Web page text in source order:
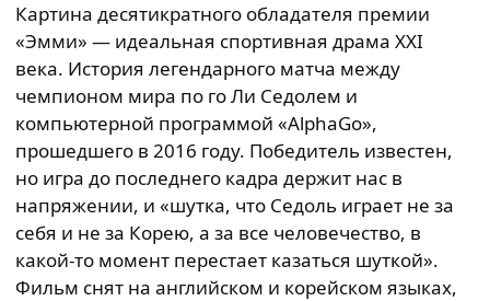
Картина десятикратного обладателя премии
«Эмми» — идеальная спортивная драма XXI
века. История легендарного матча между
чемпионом мира по го Ли Седолем и
компьютерной программой «AlphaGo»,
прошедшего в 2016 году. Победитель известен,
но игра до последнего кадра держит нас в
напряжении, и «шутка, что Седоль играет не за
себя и не за Корею, а за все человечество, в
какой-то момент перестает казаться шуткой».
Фильм снят на английском и корейском языках,